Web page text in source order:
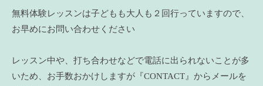
無料体験レッスンは子どもも大人も２回行っていますので、
お早めにお問い合わせください
レッスン中や、打ち合わせなどで電話に出られないことが多
いため、お手数おかけしますが『CONTACT』からメールを